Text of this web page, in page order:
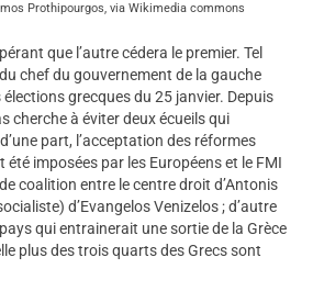
Prothipourgos, via Wikimedia commons
que l’autre cédera le premier. Tel
chef du gouvernement de la gauche
grecques du 25 janvier. Depuis
cherche à éviter deux écueils qui
part, l’acceptation des réformes
imposées par les Européens et le FMI
coalition entre le centre droit d’Antonis
d’Evangelos Venizelos ; d’autre
qui entrainerait une sortie de la Grèce
plus des trois quarts des Grecs sont